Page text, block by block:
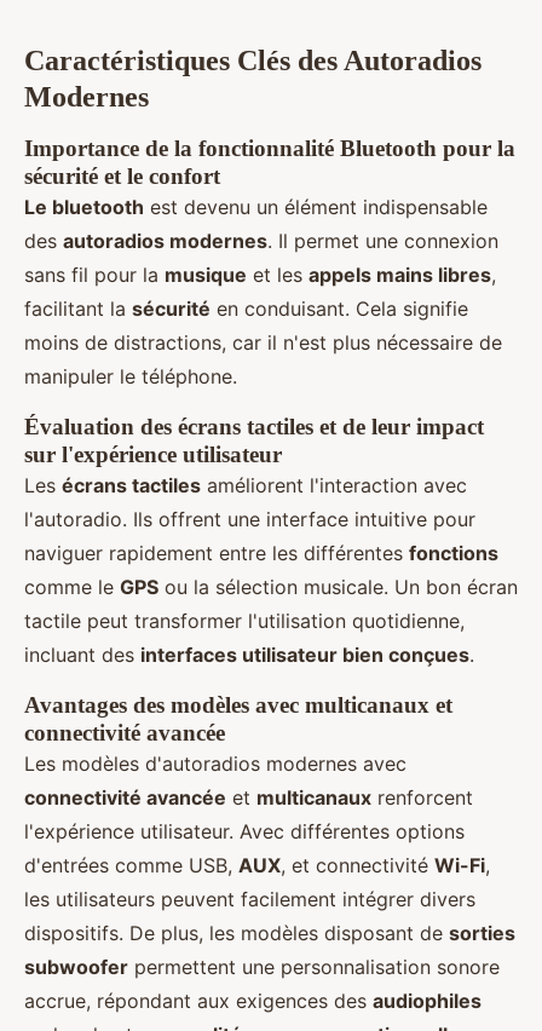
Caractéristiques Clés des Autoradios
Modernes
Importance de la fonctionnalité Bluetooth pour la
sécurité et le confort
Le bluetooth est devenu un élément indispensable
des autoradios modernes. Il permet une connexion
sans fil pour la musique et les appels mains libres,
facilitant la sécurité en conduisant. Cela signifie
moins de distractions, car il n'est plus nécessaire de
manipuler le téléphone.
Évaluation des écrans tactiles et de leur impact
sur l'expérience utilisateur
Les écrans tactiles améliorent l'interaction avec
l'autoradio. Ils offrent une interface intuitive pour
naviguer rapidement entre les différentes fonctions
comme le GPS ou la sélection musicale. Un bon écran
tactile peut transformer l'utilisation quotidienne,
incluant des interfaces utilisateur bien conçues.
Avantages des modèles avec multicanaux et
connectivité avancée
Les modèles d'autoradios modernes avec
connectivité avancée et multicanaux renforcent
l'expérience utilisateur. Avec différentes options
d'entrées comme USB, AUX, et connectivité Wi-Fi,
les utilisateurs peuvent facilement intégrer divers
dispositifs. De plus, les modèles disposant de sorties
subwoofer permettent une personnalisation sonore
accrue, répondant aux exigences des audiophiles